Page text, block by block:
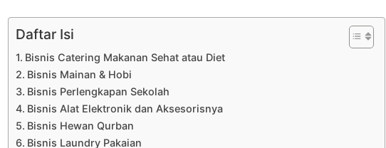
Daftar Isi
Bisnis Catering Makanan Sehat atau Diet
Bisnis Mainan & Hobi
Bisnis Perlengkapan Sekolah
Bisnis Alat Elektronik dan Aksesorisnya
Bisnis Hewan Qurban
Bisnis Laundry Pakaian